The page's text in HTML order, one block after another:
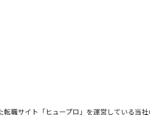
転職サイト「ヒュープロ」を運営している当